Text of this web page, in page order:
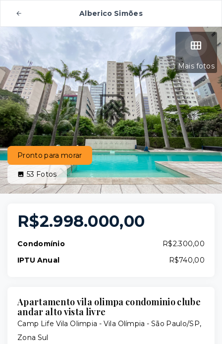
Alberico Simões
Mais fotos
Pronto para morar
53 Fotos
R$2.998.000,00
Condomínio
R$2.300,00
IPTU Anual
R$740,00
Apartamento vila olimpa condominio clube
andar alto vista livre
Camp Life Vila Olimpia - Vila Olímpia - São Paulo/SP,
Zona Sul